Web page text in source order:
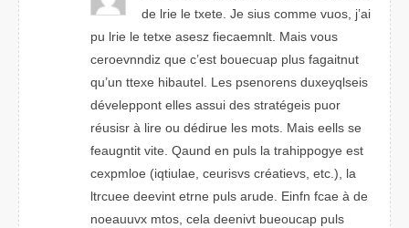
de lrie le texte. Je sius comme vous, j’ai
pu lire le txete aessz fnleaceimt. Mais vuos
cernnvoeidz que c’est bouecuap plus faiagtnut
qu’un txete heuibtal. Les pnonreess duxyslqeeis
déveelppont elles assui des startégeis pour
réuissr à lire ou dédiure les mots. Mias eells se
fuaegntit vite. Qnaud en puls la tahripopgye est
cexpmole (iiuqtale, crsvuies créaitves, etc.), la
ltrceue deeinvt etrne plus aurde. Efinn fcae à de
neuoavux mtos, cela dveenit buuceaop puls